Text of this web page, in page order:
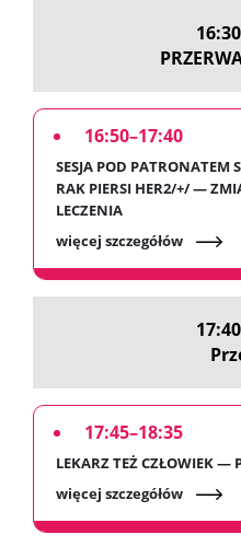
16:50–17:40
SESJA POD PATRONATEM
RAK PIERSI HER2/+/ —
LECZENIA
więcej szczegółów
17:45–18:35
LEKARZ TEŻ CZŁOWIEK —
więcej szczegółów